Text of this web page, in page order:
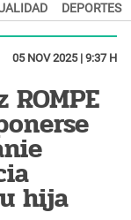
DEPORTES
05 NOV 2025 | 9:37 H
hija